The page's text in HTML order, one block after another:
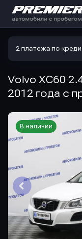
2 платежа по
Volvo XC60
2012 года с
В наличии